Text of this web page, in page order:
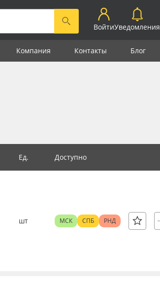
ВойтиУведомления
Компания Контакты Блог
Ед. Доступно
шт МСК СПБ РНД